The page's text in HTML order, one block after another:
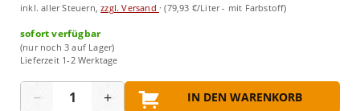
inkl. aller Steuern,zzgl. Versand ·(79,93 €/Liter - mit Farbstoff)
sofort verfügbar
(nur noch 3 auf Lager)
Lieferzeit 1-2 Werktage
− + IN DEN WARENKORB